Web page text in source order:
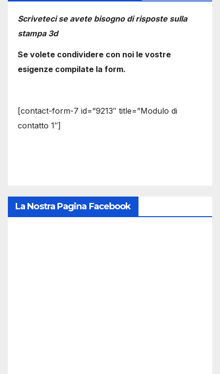
Scriveteci se avete bisogno di risposte sulla
stampa 3d
Se volete condividere con noi le vostre
esigenze compilate la form.
[contact-form-7 id=”9213″ title=”Modulo di
contatto 1″]
La Nostra Pagina Facebook